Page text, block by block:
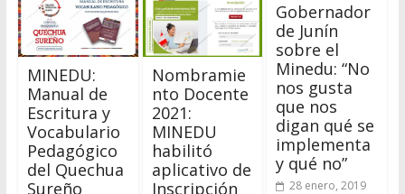
MINEDU:
Manual de
Escritura y
Vocabulario
Pedagógico
del Quechua
Sureño
Nombramie
nto Docente
2021:
MINEDU
habilitó
aplicativo de
Inscripción
Gobernador
de Junín
sobre el
Minedu: “No
nos gusta
que nos
digan qué se
implementa
y qué no”
28 enero, 2019